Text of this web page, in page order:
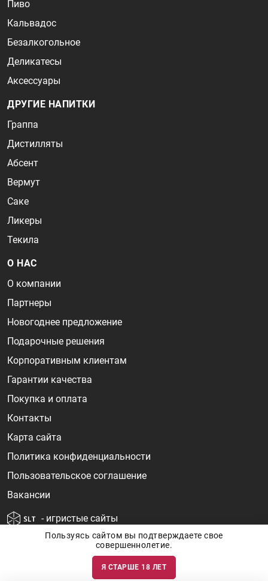
Пиво
Кальвадос
Безалкогольное
Деликатесы
Аксессуары
ДРУГИЕ НАПИТКИ
Граппа
Дистилляты
Абсент
Вермут
Саке
Ликеры
Текила
О НАС
О компании
Партнеры
Новогоднее предложение
Подарочные решения
Корпоративным клиентам
Гарантии качества
Покупка и оплата
Контакты
Карта сайта
Политика конфиденциальности
Пользовательское соглашение
Вакансии
- игристые сайты
Информация о ценах и наличии товаров носит ознакомительный
характер и может быть не точной. Цены на импортные товары особенно
Пользуясь сайтом вы подтверждаете свое
совершеннолетие.
Я СТАРШЕ 18 ЛЕТ